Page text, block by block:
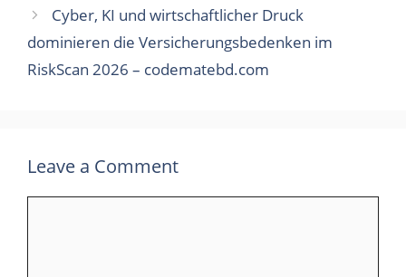
Cyber, KI und wirtschaftlicher Druck
dominieren die Versicherungsbedenken im
RiskScan 2026 – codematebd.com
Leave a Comment